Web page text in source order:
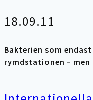
18.09.11
Bakterien som
rymdstationen –